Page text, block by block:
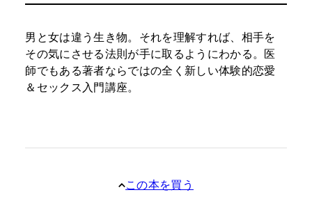
男と女は違う生き物。それを理解すれば、相手を
その気にさせる法則が手に取るようにわかる。医
師でもある著者ならではの全く新しい体験的恋愛
＆セックス入門講座。
この本を買う